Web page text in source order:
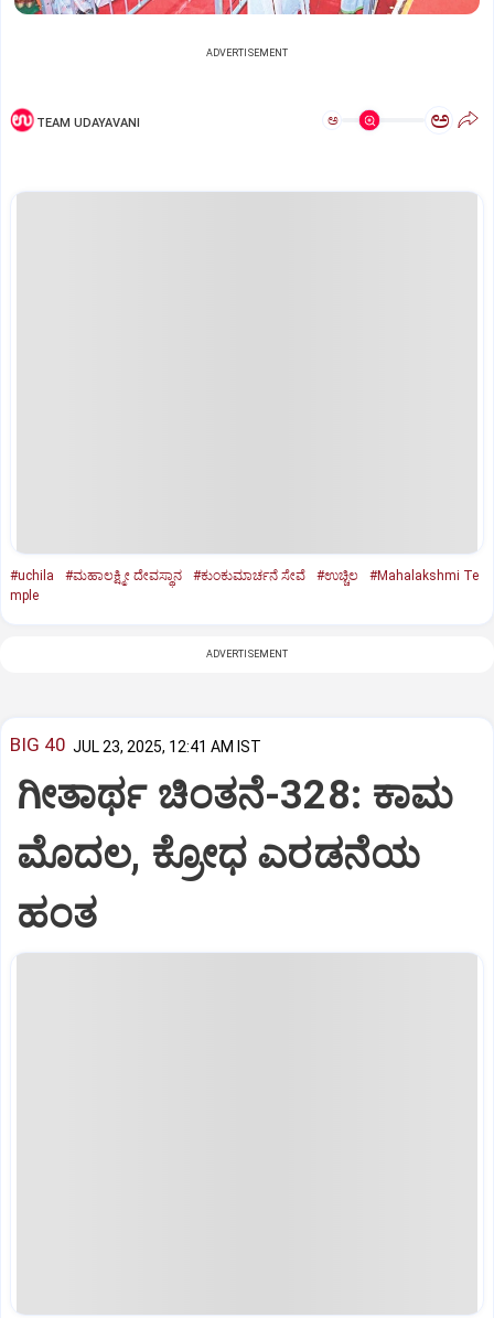
ADVERTISEMENT
TEAM UDAYAVANI ಅ ಅ
#uchila #ಮಹಾಲಕ್ಷ್ಮೀ ದೇವಸ್ಥಾನ #ಕುಂಕುಮಾರ್ಚನೆ ಸೇವೆ #ಉಚ್ಚಿಲ
#Mahalakshmi Te
mple
ADVERTISEMENT
BIG 40 JUL 23, 2025, 12:41 AM IST
ಗೀತಾರ್ಥ ಚಿಂತನೆ-328: ಕಾಮ
ಮೊದಲ, ಕ್ರೋಧ ಎರಡನೆಯ
ಹಂತ